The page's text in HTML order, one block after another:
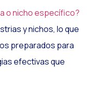
o nicho específico?
y nichos, lo que
preparados para
efectivas que